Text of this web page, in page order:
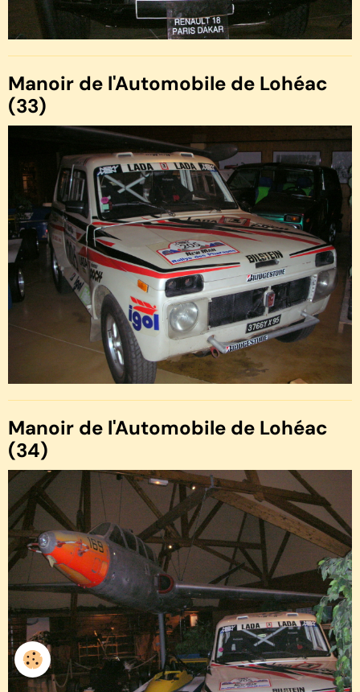
Manoir de l'Automobile de Lohéac
(33)
Manoir de l'Automobile de Lohéac
(34)